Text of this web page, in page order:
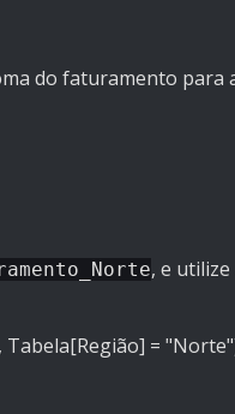
do faturamento para
, e
Tabela[Região] =